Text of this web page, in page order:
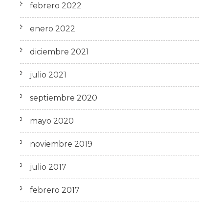
febrero 2022
enero 2022
diciembre 2021
julio 2021
septiembre 2020
mayo 2020
noviembre 2019
julio 2017
febrero 2017